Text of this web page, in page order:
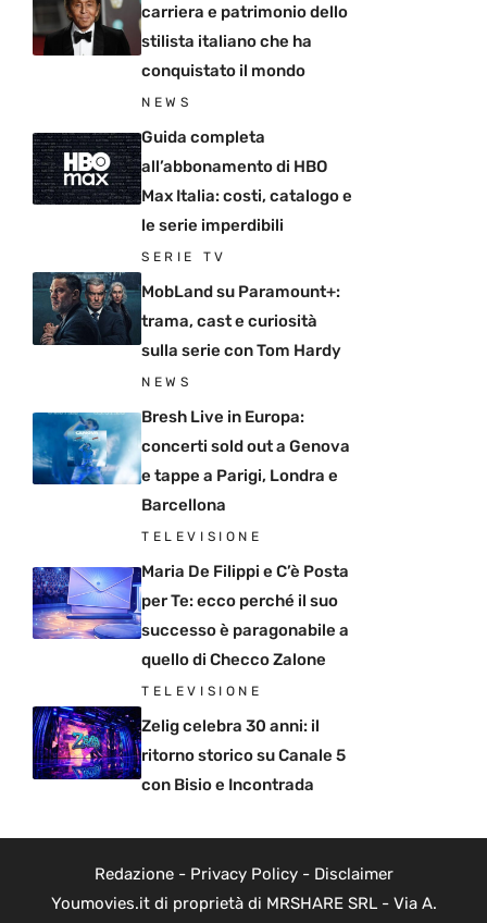
carriera e patrimonio dello
stilista italiano che ha
conquistato il mondo
NEWS
Guida completa
all’abbonamento di HBO
Max Italia: costi, catalogo e
le serie imperdibili
SERIE TV
MobLand su Paramount+:
trama, cast e curiosità
sulla serie con Tom Hardy
NEWS
Bresh Live in Europa:
concerti sold out a Genova
e tappe a Parigi, Londra e
Barcellona
TELEVISIONE
Maria De Filippi e C’è Posta
per Te: ecco perché il suo
successo è paragonabile a
quello di Checco Zalone
TELEVISIONE
Zelig celebra 30 anni: il
ritorno storico su Canale 5
con Bisio e Incontrada
Redazione- Privacy Policy- Disclaimer
Youmovies.it di proprietà di MRSHARE SRL - Via A.